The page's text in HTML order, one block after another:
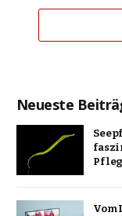
Neueste
Vom